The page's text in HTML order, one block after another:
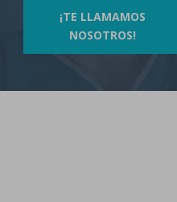
¡TE LLAMAMOS
NOSOTROS!